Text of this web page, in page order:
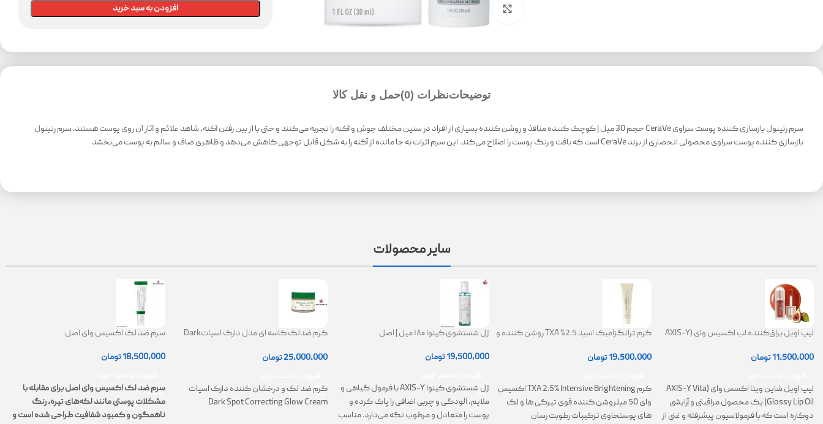
بزرگنمایی تصویر افزودن به سبد خرید
توضیحاتنظرات (0) حمل و نقل کالا
سرم رتینول بازسازی کننده پوست سراوی CeraVe حجم 30 میل | کوچک کننده منافذ و روشن کننده بسیاری از افراد در سنین مختلف جوش و آکنه را تجربه می‌کنند و حتی با از بین رفتن آکنه، شاهد علائم و آثار آن روی پوست هستند. سرم رتینول
بازسازی کننده پوست سراوی محصولی انحصاری از برند CeraVe است که بافت و رنگ پوست را اصلاح می‌کند. این سرم اثرات به جا مانده از آکنه را به شکل قابل توجهی کاهش می‌دهد و ظاهری صاف و سالم به پوست می‌بخشد
سایر محصولات
لیپ اویل براق‌کننده لب اکسیس وای (AXIS-Y
11,500,000تومان
لیپ اویل شاین ویتا اکسس وای (AXIS-Y Vita
Glossy Lip Oil) یک محصول مراقبتی و آرایشی
دوکاره است که با فرمولاسیون پیشرفته و غنی از
کرم ترانگزامیک اسید 2.5% TXA روشن کننده و
19,500,000تومان
کرم TXA 2.5% Intensive Brightening اکسیس
وای 50 میلروشن کننده قوی تیرگی ها و لک
های پوستحاوی ترکیبات رطوبت رسان
ژل شستشوی کینوا ۱۸۰ میل | اصل
19,500,000تومان
ژل شستشوی کینوا AXIS-Y با فرمول گیاهی و
ملایم، آلودگی و چربی اضافی را پاک کرده و
پوست را متعادل و مرطوب نگه می‌دارد. مناسب
کرم ضدلک کاسه ای مدل دارک اسپاتDark
25,000,000تومان
کرم ضد لک و درخشان کننده دارک اسپات
Dark Spot Correcting Glow Cream
سرم ضد لک اکسیس وای اصل
18,500,000تومان
سرم ضد لک اکسیس وای اصل برای مقابله با
مشکلات پوستی مانند لکه‌های تیره، رنگ
ناهمگون و کمبود شفافیت طراحی شده است و